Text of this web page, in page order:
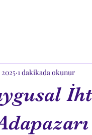
1 dakikada okunur